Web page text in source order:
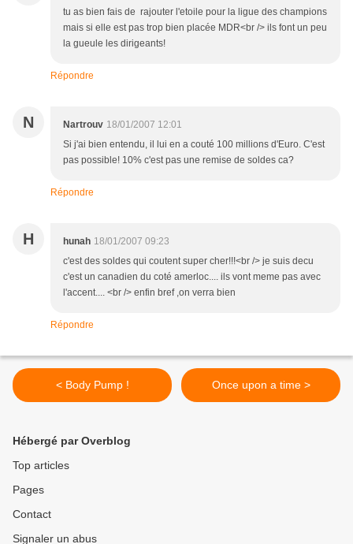
tu as bien fais de rajouter l'etoile pour la ligue des champions
mais si elle est pas trop bien placée MDR<br /> ils font un peu
la gueule les dirigeants!
Répondre
N Nartrouv 18/01/2007 12:01
Si j'ai bien entendu, il lui en a couté 100 millions d'Euro. C'est
pas possible! 10% c'est pas une remise de soldes ca?
Répondre
H hunah 18/01/2007 09:23
c'est des soldes qui coutent super cher!!!<br /> je suis decu
c'est un canadien du coté amerloc.... ils vont meme pas avec
l'accent.... <br /> enfin bref ,on verra bien
Répondre
< Body Pump ! Once upon a time >
Hébergé par Overblog
Top articles
Pages
Contact
Signaler un abus